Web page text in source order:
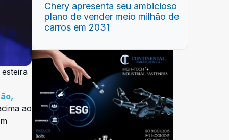
ao
Chery apresenta seu ambicioso
plano de vender meio milhão de
carros em 2031